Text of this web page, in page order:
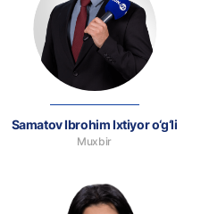
Samatov Ibrohim Ixtiyor o‘g‘li
Muxbir